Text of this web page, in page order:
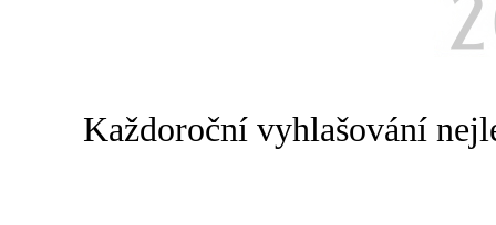
Každoroční vyhlašování